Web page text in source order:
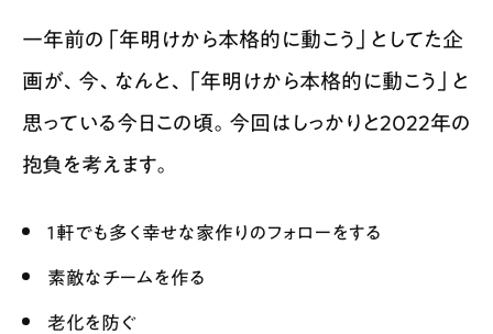
一年前の「年明けから本格的に動こう」としてた企
画が、今、なんと、「年明けから本格的に動こう」と
思っている今日この頃。今回はしっかりと2022年の
抱負を考えます。
１軒でも多く幸せな家作りのフォローをする
素敵なチームを作る
老化を防ぐ